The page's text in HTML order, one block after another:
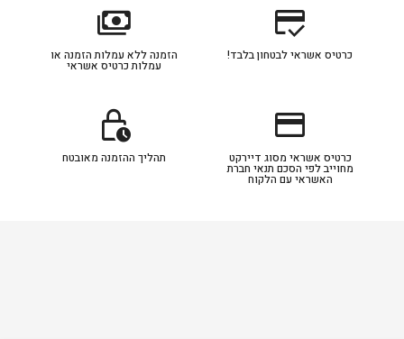
credit_score
כרטיס אשראי לבטחון בלבד!
payments
הזמנה ללא עמלות הזמנה או
עמלות כרטיס אשראי
credit_card
כרטיס אשראי מסוג דיירקט
מחוייב לפי הסכם תנאי חברת
האשראי עם הלקוח
lock_clock
תהליך ההזמנה מאובטח